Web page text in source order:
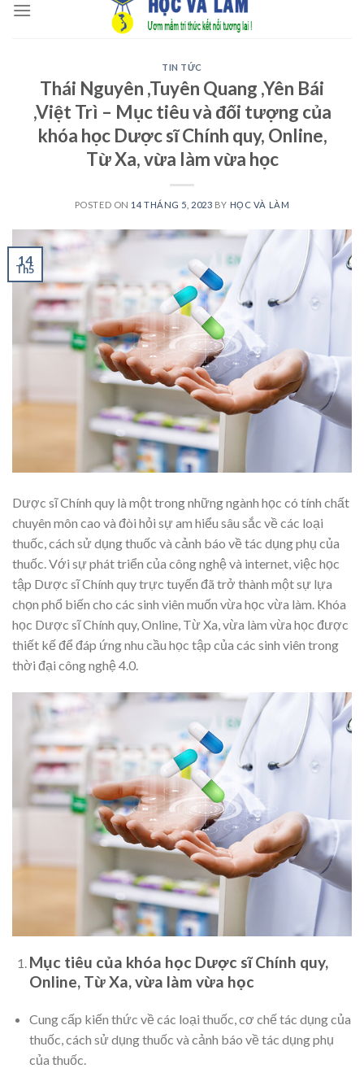
TIN TỨC
Thái Nguyên ,Tuyên Quang ,Yên Bái
,Việt Trì – Mục tiêu và đối tượng của
khóa học Dược sĩ Chính quy, Online,
Từ Xa, vừa làm vừa học
POSTED ON 14 THÁNG 5, 2023 BY HỌC VÀ LÀM
14
Th5
Dược sĩ Chính quy là một trong những ngành học có tính chất
chuyên môn cao và đòi hỏi sự am hiểu sâu sắc về các loại
thuốc, cách sử dụng thuốc và cảnh báo về tác dụng phụ của
thuốc. Với sự phát triển của công nghệ và internet, việc học
tập Dược sĩ Chính quy trực tuyến đã trở thành một sự lựa
chọn phổ biến cho các sinh viên muốn vừa học vừa làm. Khóa
học Dược sĩ Chính quy, Online, Từ Xa, vừa làm vừa học được
thiết kế để đáp ứng nhu cầu học tập của các sinh viên trong
thời đại công nghệ 4.0.
Mục tiêu của khóa học Dược sĩ Chính quy,
Online, Từ Xa, vừa làm vừa học
Cung cấp kiến thức về các loại thuốc, cơ chế tác dụng của
thuốc, cách sử dụng thuốc và cảnh báo về tác dụng phụ
của thuốc.